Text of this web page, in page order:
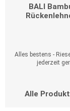
BALI
Alles bestens -
jederzeit
Alle